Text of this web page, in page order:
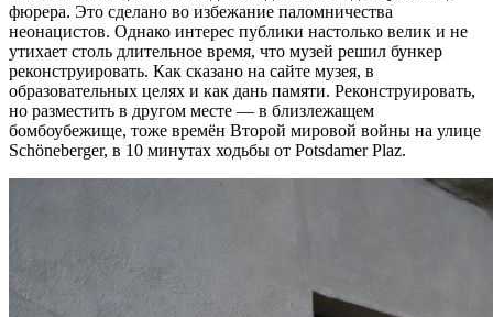
фюрера. Это сделано во избежание паломничества
неонацистов. Однако интерес публики настолько велик и не
утихает столь длительное время, что музей решил бункер
реконструировать. Как сказано на сайте музея, в
образовательных целях и как дань памяти. Реконструировать,
но разместить в другом месте — в близлежащем
бомбоубежище, тоже времён Второй мировой войны на улице
Schöneberger, в 10 минутах ходьбы от Potsdamer Plaz.